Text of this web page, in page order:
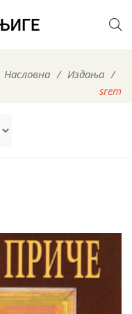
Насловна / Издања /
srem